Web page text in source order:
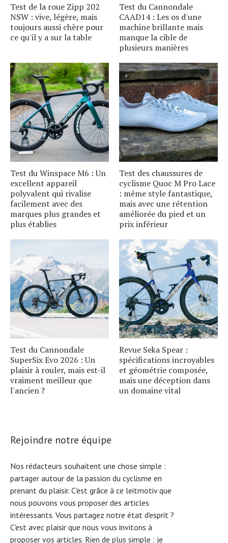
Test de la roue Zipp 202
NSW : vive, légère, mais
toujours aussi chère pour
ce qu'il y a sur la table
Test du Cannondale
CAAD14 : Les os d'une
machine brillante mais
manque la cible de
plusieurs manières
Test du Winspace M6 : Un
excellent appareil
polyvalent qui rivalise
facilement avec des
marques plus grandes et
plus établies
Test des chaussures de
cyclisme Quoc M Pro Lace
: même style fantastique,
mais avec une rétention
améliorée du pied et un
prix inférieur
Test du Cannondale
SuperSix Evo 2026 : Un
plaisir à rouler, mais est-il
vraiment meilleur que
l'ancien ?
Revue Seka Spear :
spécifications incroyables
et géométrie composée,
mais une déception dans
un domaine vital
Rejoindre notre équipe
Nos rédacteurs souhaitent une chose simple :
partager autour de la passion du cyclisme en
prenant du plaisir. C'est grâce à ce leitmotiv que
nous pouvons vous proposer des articles
intéressants. Vous partagez notre état d'esprit ?
C'est avec plaisir que nous vous invitons à
proposer vos articles. Rien de plus simple : je